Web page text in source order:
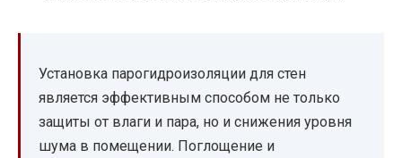
Установка парогидроизоляции для стен
является эффективным способом не только
защиты от влаги и пара, но и снижения уровня
шума в помещении. Поглощение и